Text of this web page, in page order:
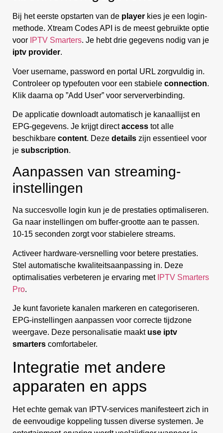
Bij het eerste opstarten van de player kies je een login-
methode. Xtream Codes API is de meest gebruikte optie
voor IPTV Smarters. Je hebt drie gegevens nodig van je
iptv provider.
Voer username, password en portal URL zorgvuldig in.
Controleer op typefouten voor een stabiele connection.
Klik daarna op ”Add User” voor serververbinding.
De applicatie downloadt automatisch je kanaallijst en
EPG-gegevens. Je krijgt directaccess tot alle
beschikbare content. Deze details zijn essentieel voor
je subscription.
Aanpassen van streaming-
instellingen
Na succesvolle login kun je de prestaties optimaliseren.
Ga naar instellingen om buffer-grootte aan te passen.
10-15 seconden zorgt voor stabielere streams.
Activeer hardware-versnelling voor betere prestaties.
Stel automatische kwaliteitsaanpassing in. Deze
optimalisaties verbeteren je ervaring met IPTV Smarters
Pro.
Je kunt favoriete kanalen markeren en categoriseren.
EPG-instellingen aanpassen voor correcte tijdzone
weergave. Deze personalisatie maakt use iptv
smarters comfortabeler.
Integratie met andere
apparaten en apps
Het echte gemak van IPTV-services manifesteert zich in
de eenvoudige koppeling tussen diverse systemen. Je